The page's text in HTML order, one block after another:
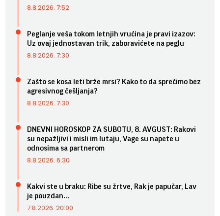
8.8.2026. 7:52
Peglanje veša tokom letnjih vrućina je pravi izazov:
Uz ovaj jednostavan trik, zaboravićete na peglu
8.8.2026. 7:30
Zašto se kosa leti brže mrsi? Kako to da sprečimo bez
agresivnog češljanja?
8.8.2026. 7:30
DNEVNI HOROSKOP ZA SUBOTU, 8. AVGUST: Rakovi
su nepažljivi i misli im lutaju, Vage su napete u
odnosima sa partnerom
8.8.2026. 6:30
Kakvi ste u braku: Ribe su žrtve, Rak je papučar, Lav
je pouzdan...
7.8.2026. 20:00